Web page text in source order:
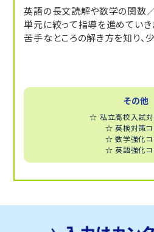
英語の長文読解や数学の関数
単元に絞って指導を進めていき
苦手なところの解き方を知り、
その他
☆ 私立高校入試対
☆ 英検対策コ
☆ 数学強化コ
☆ 英語強化コ